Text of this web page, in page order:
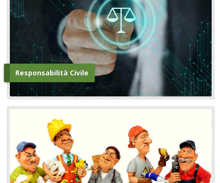
Responsabilità Civile